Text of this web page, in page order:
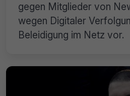
gegen Mitglieder von
wegen Digitaler
Beleidigung im Netz vor.